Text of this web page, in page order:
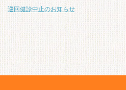
巡回健診中止のお知らせ